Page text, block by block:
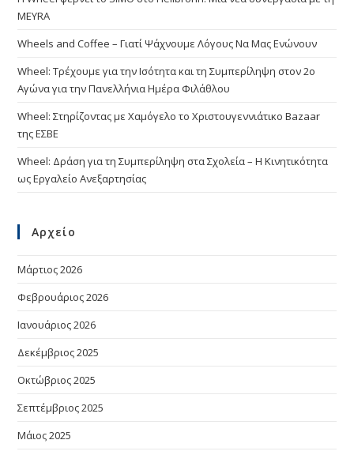
MEYRA
Wheels and Coffee – Γιατί Ψάχνουμε Λόγους Να Μας Ενώνουν
Wheel: Τρέχουμε για την Ισότητα και τη Συμπερίληψη στον 2ο
Αγώνα για την Πανελλήνια Ημέρα Φιλάθλου
Wheel: Στηρίζοντας με Χαμόγελο το Χριστουγεννιάτικο Bazaar
της ΕΣΒΕ
Wheel: Δράση για τη Συμπερίληψη στα Σχολεία – Η Κινητικότητα
ως Εργαλείο Ανεξαρτησίας
Αρχείο
Μάρτιος 2026
Φεβρουάριος 2026
Ιανουάριος 2026
Δεκέμβριος 2025
Οκτώβριος 2025
Σεπτέμβριος 2025
Μάιος 2025